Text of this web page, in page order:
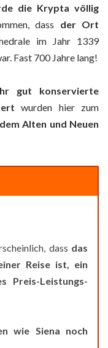
die Krypta völlig
dass der Ort
im Jahr 1339
Fast 700 Jahre lang!
gut konservierte
wurden hier zum
Alten und Neuen
dass das
Reise ist, ein
Preis-Leistungs-
wie Siena noch